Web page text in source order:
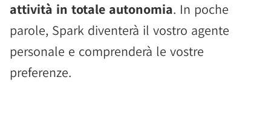
attività in totale autonomia. In poche
parole, Spark diventerà il vostro agente
personale e comprenderà le vostre
preferenze.